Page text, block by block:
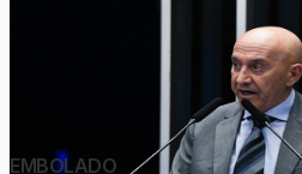
EMBOLADO